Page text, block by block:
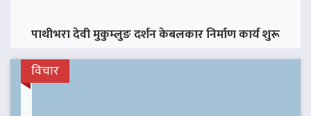
पाथीभरा देवी मुकुम्लुङ दर्शन केबलकार निर्माण कार्य शुरू
विचार